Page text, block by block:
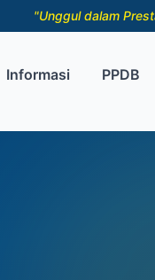
"Unggul dalam
Informasi PPDB